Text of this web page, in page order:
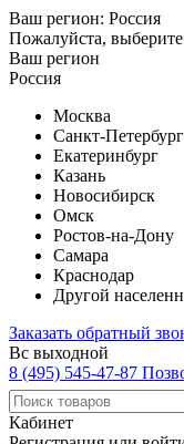
Ваш регион: Россия
Пожалуйста, выберите
Ваш регион
Россия
Москва
Санкт-Петербург
Екатеринбург
Казань
Новосибирск
Омск
Ростов-на-Дону
Самара
Краснодар
Другой
Заказать обратный
Вс выходной
8 (495) 545-47-87
Кабинет